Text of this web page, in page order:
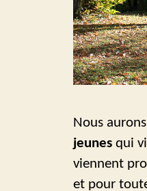
Nous
jeunes qui
viennent
et pour